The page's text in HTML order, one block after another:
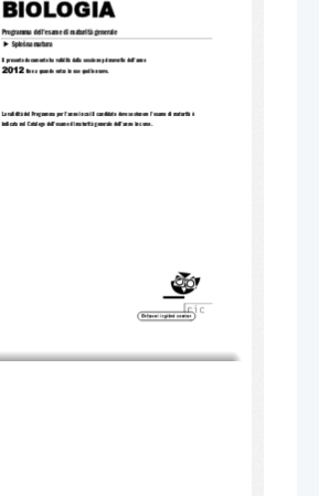
Programma dell'esame di maturità generale
f
Splošna matura
Il presente documento ha validità dalla sessione primaverile dell'anno
2012 fino a quando entra in uso quello nuovo.
La validità del Programma per l'anno in cui il candidato deve sostenere l'esame di maturità è
indicata nel Catalogo dell'esame di maturità generale dell'anno in corso.